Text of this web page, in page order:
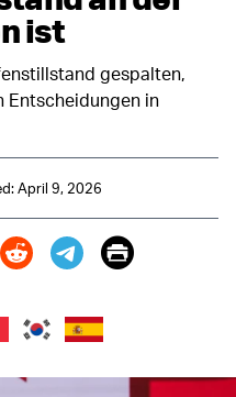
ist
gespalten,
Entscheidungen in
April 9, 2026
Print